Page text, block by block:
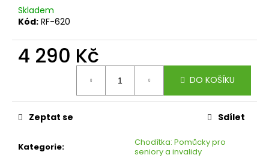
Skladem
Kód: RF-620
4 290 Kč
DO KOŠÍKU
Kategorie:
Chodítka: Pomůcky pro
seniory a invalidy
Zeptat se Sdílet
u
e
m